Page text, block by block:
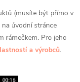
(musíte být přímo v
úvodní stránce
rámečkem. Pro jeho
a výrobců.